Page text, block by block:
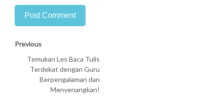
Previous
Temukan Les Baca Tulis
Terdekat dengan Guru
Berpengalaman dan
Menyenangkan!